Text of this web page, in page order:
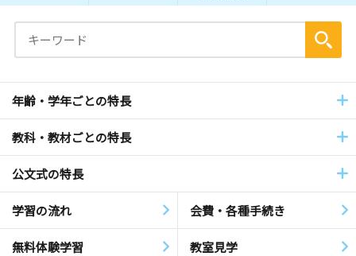
年齢・学年ごとの特長
教科・教材ごとの特長
公文式の特長
学習の流れ 会費・各種手続き
無料体験学習 教室見学